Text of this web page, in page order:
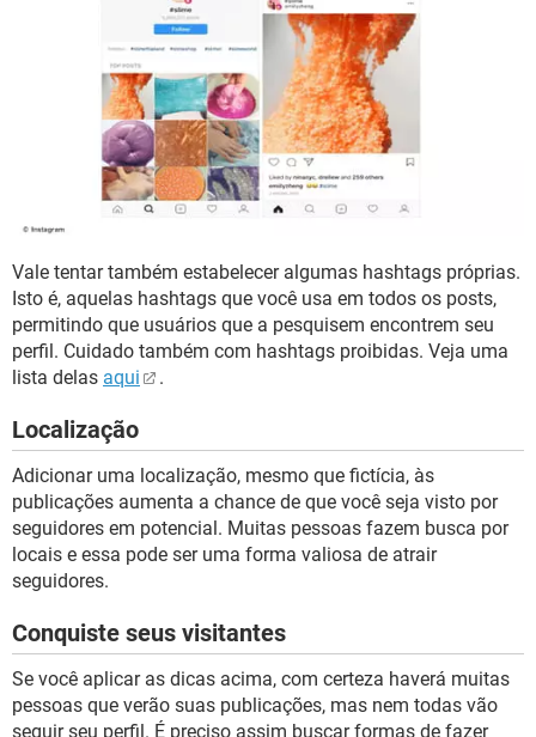
Vale tentar também estabelecer algumas hashtags próprias.
Isto é, aquelas hashtags que você usa em todos os posts,
permitindo que usuários que a pesquisem encontrem seu
perfil. Cuidado também com hashtags proibidas. Veja uma
lista delas aqui .
Localização
Adicionar uma localização, mesmo que fictícia, às
publicações aumenta a chance de que você seja visto por
seguidores em potencial. Muitas pessoas fazem busca por
locais e essa pode ser uma forma valiosa de atrair
seguidores.
Conquiste seus visitantes
Se você aplicar as dicas acima, com certeza haverá muitas
pessoas que verão suas publicações, mas nem todas vão
seguir seu perfil. É preciso assim buscar formas de fazer